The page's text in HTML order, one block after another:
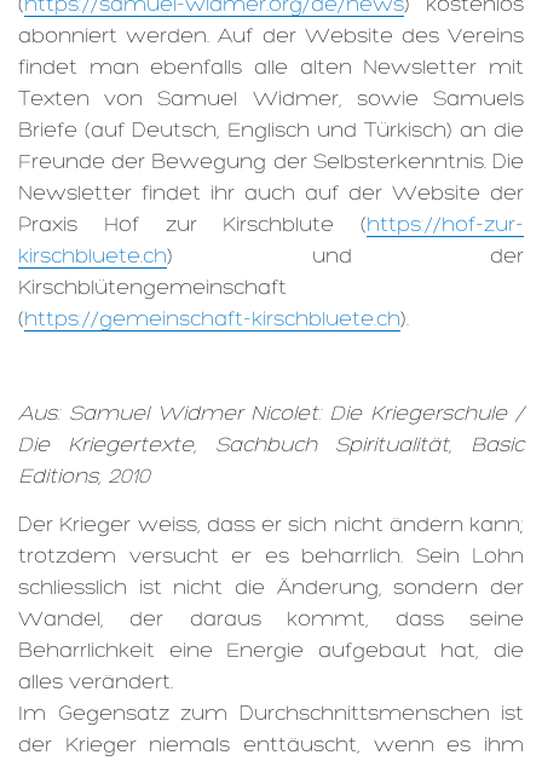
(https://samuel-widmer.org/de/news) kostenlos
abonniert werden. Auf der Website des Vereins
findet man ebenfalls alle alten Newsletter mit
Texten von Samuel Widmer, sowie Samuels
Briefe (auf Deutsch, Englisch und Türkisch) an die
Freunde der Bewegung der Selbsterkenntnis. Die
Newsletter findet ihr auch auf der Website der
Praxis Hof zur Kirschblute (https://hof-zur-
kirschbluete.ch) und der
Kirschblütengemeinschaft
(https://gemeinschaft-kirschbluete.ch).
Aus: Samuel Widmer Nicolet: Die Kriegerschule /
Die Kriegertexte, Sachbuch Spiritualität, Basic
Editions, 2010
Der Krieger weiss, dass er sich nicht ändern kann;
trotzdem versucht er es beharrlich. Sein Lohn
schliesslich ist nicht die Änderung, sondern der
Wandel, der daraus kommt, dass seine
Beharrlichkeit eine Energie aufgebaut hat, die
alles verändert.
Im Gegensatz zum Durchschnittsmenschen ist
der Krieger niemals enttäuscht, wenn es ihm